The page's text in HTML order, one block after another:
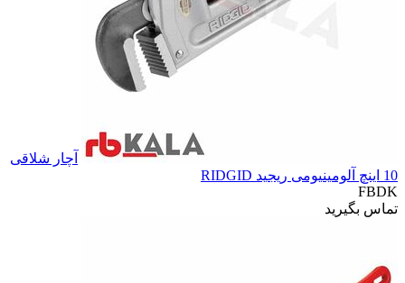
آچار شلاقی
10 اینچ آلومینیومی ریجید RIDGID
FBDK
تماس بگیرید